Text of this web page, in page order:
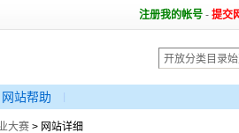
注册我的帐号 - 提交
网站帮助
大赛 > 网站详细